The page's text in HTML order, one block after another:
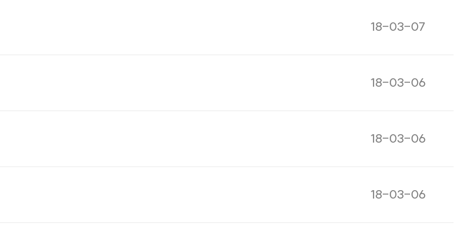
게시일자
18-03-07
게시일자
18-03-06
게시일자
18-03-06
게시일자
18-03-06